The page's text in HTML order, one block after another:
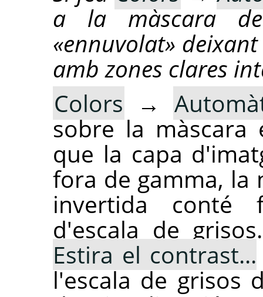
a la màscara
«ennuvolat»
amb zones clares
Colors →
sobre la màscara
que la capa
fora de gamma, la
invertida conté
d'escala de
Estira el contrast...
l'escala de grisos